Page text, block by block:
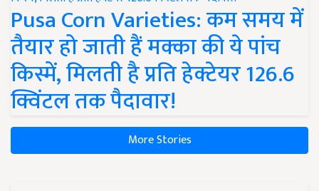
Pusa Corn Varieties: कम समय में
तैयार हो जाती हैं मक्का की ये पांच
किस्में, मिलती है प्रति हेक्टेयर 126.6
क्विंटल तक पैदावार!
More Stories